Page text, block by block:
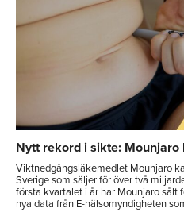
Nytt rekord i sikte:
Viktnedgångsläkemedlet Mounjaro
Sverige som säljer för över två
första kvartalet i år har Mounjaro sålt
nya data från E-hälsomyndigheten